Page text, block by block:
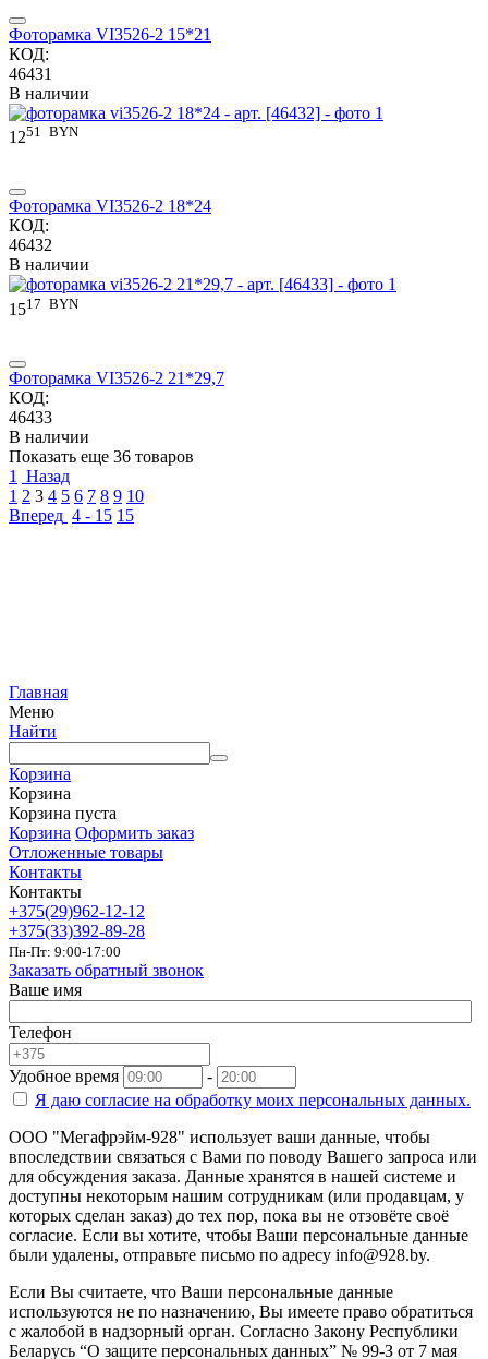
Фоторамка VI3526-2 15*21
КОД:
46431
В наличии
1251 BYN
Фоторамка VI3526-2 18*24
КОД:
46432
В наличии
1517 BYN
Фоторамка VI3526-2 21*29,7
КОД:
46433
В наличии
Показать еще 36 товаров
1
Назад
1 2 3 4 5 6 7 8 9 10
Вперед 4 - 15 15
Главная
Меню
Найти
Корзина
Корзина
Корзина пуста
Корзина Оформить заказ
Отложенные товары
Контакты
Контакты
+375(29)962-12-12
+375(33)392-89-28
Пн-Пт: 9:00-17:00
Заказать обратный звонок
Ваше имя
Телефон
Удобное время
-
Я даю согласие на обработку моих персональных данных.
ООО "Мегафрэйм-928" использует ваши данные, чтобы
впоследствии связаться с Вами по поводу Вашего запроса или
для обсуждения заказа. Данные хранятся в нашей системе и
доступны некоторым нашим сотрудникам (или продавцам, у
которых сделан заказ) до тех пор, пока вы не отзовёте своё
согласие. Если вы хотите, чтобы Ваши персональные данные
были удалены, отправьте письмо по адресу info@928.by.
Если Вы считаете, что Ваши персональные данные
используются не по назначению, Вы имеете право обратиться
с жалобой в надзорный орган. Согласно Закону Республики
Беларусь “О защите персональных данных” № 99-З от 7 мая